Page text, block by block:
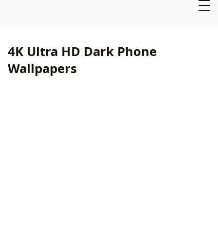
4K Ultra HD Dark Phone
Wallpapers